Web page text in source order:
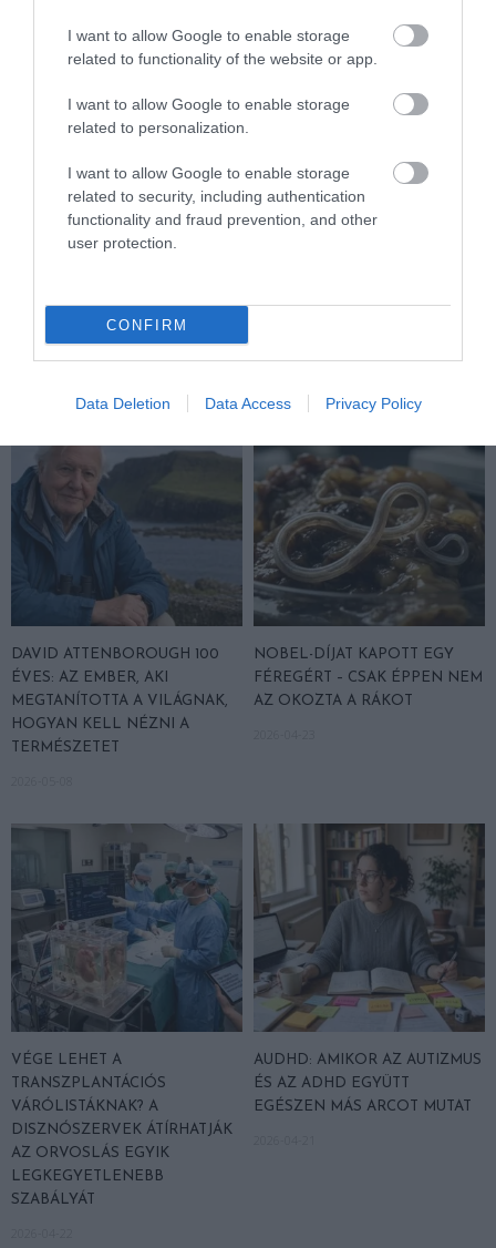
I want to allow Google to enable storage
related to functionality of the website or app.
I want to allow Google to enable storage
related to personalization.
I want to allow Google to enable storage
related to security, including authentication
functionality and fraud prevention, and other
user protection.
CONFIRM
Data Deletion Data Access Privacy Policy
A RUHA, AMELY TÚLÉLTE A
TENGERT
DAVID ATTENBOROUGH 100
ÉVES: AZ EMBER, AKI
MEGTANÍTOTTA A VILÁGNAK,
HOGYAN KELL NÉZNI A
TERMÉSZETET
NOBEL-DÍJAT KAPOTT EGY
FÉREGÉRT – CSAK ÉPPEN NEM
AZ OKOZTA A RÁKOT
VÉGE LEHET A
TRANSZPLANTÁCIÓS
VÁRÓLISTÁKNAK? A
DISZNÓSZERVEK ÁTÍRHATJÁK
AZ ORVOSLÁS EGYIK
LEGKEGYETLENEBB
SZABÁLYÁT
AUDHD: AMIKOR AZ AUTIZMUS
ÉS AZ ADHD EGYÜTT
EGÉSZEN MÁS ARCOT MUTAT